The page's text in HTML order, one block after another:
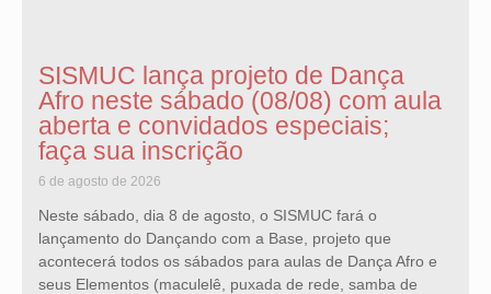
SISMUC lança projeto de Dança
Afro neste sábado (08/08) com aula
aberta e convidados especiais;
faça sua inscrição
6 de agosto de 2026
Neste sábado, dia 8 de agosto, o SISMUC fará o
lançamento do Dançando com a Base, projeto que
acontecerá todos os sábados para aulas de Dança Afro e
seus Elementos (maculelê, puxada de rede, samba de